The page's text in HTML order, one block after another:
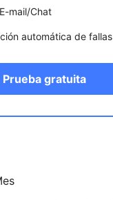
mail/Chat
automática de fallas
Prueba gratuita